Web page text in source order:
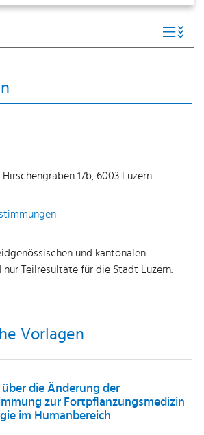
17b, 6003 Luzern
und kantonalen
Teilresultate für die Stadt Luzern.
Vorlagen
über die Änderung der
zur Fortpflanzungsmedizin
im Humanbereich